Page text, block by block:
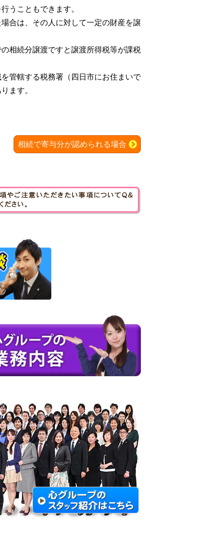
うこともできます。
合は、その人に対して一定の財産を譲
相続分譲渡ですと譲渡所得税等が課税
管轄する税務署（四日市にお住まいで
ます。
相続で寄与分が認められる場合